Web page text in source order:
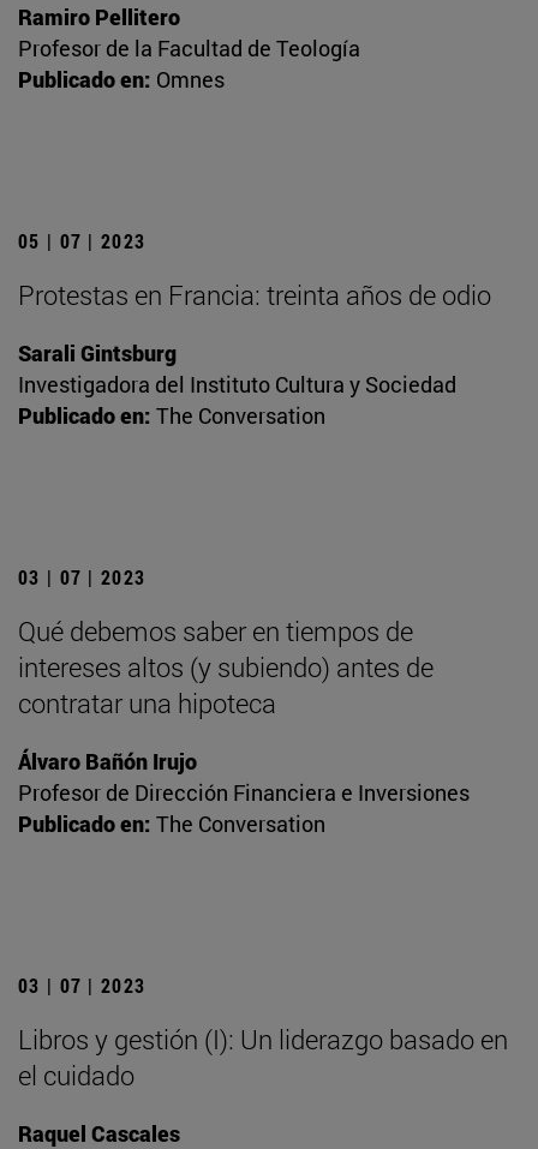
Ramiro Pellitero
Profesor de la Facultad de Teología
Publicado en: Omnes
05 | 07 | 2023
Protestas en Francia: treinta años de odio
Sarali Gintsburg
Investigadora del Instituto Cultura y Sociedad
Publicado en: The Conversation
03 | 07 | 2023
Qué debemos saber en tiempos de
intereses altos (y subiendo) antes de
contratar una hipoteca
Álvaro Bañón Irujo
Profesor de Dirección Financiera e Inversiones
Publicado en: The Conversation
03 | 07 | 2023
Libros y gestión (I): Un liderazgo basado en
el cuidado
Raquel Cascales